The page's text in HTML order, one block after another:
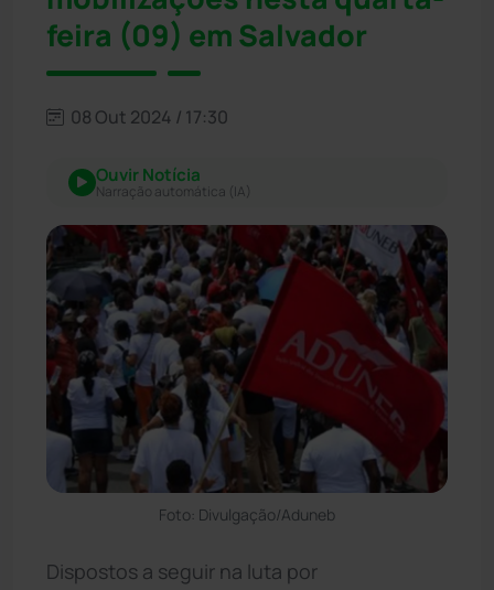
feira (09) em Salvador
08 Out 2024 / 17:30
Ouvir Notícia
Narração automática (IA)
Foto: Divulgação/Aduneb
Dispostos a seguir na luta por